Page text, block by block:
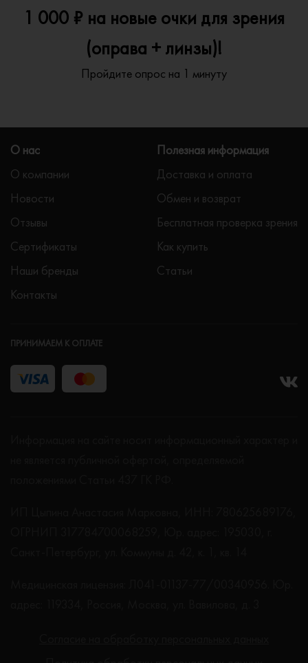
1 000 ₽ на новые очки для зрения
(оправа + линзы)!
Пройдите опрос на 1 минуту
О нас
О компании
Новости
Отзывы
Сертификаты
Наши бренды
Контакты
Полезная информация
Доставка и оплата
Обмен и возврат
Бесплатная проверка зрения
Как купить
Статьи
ПРИНИМАЕМ К ОПЛАТЕ